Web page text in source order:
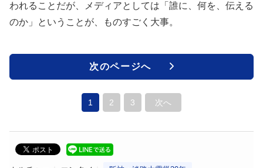
われることだが、メディアとしては「誰に、何を、伝える
のか」ということが、ものすごく大事。
次のページへ
1 2 3 次へ